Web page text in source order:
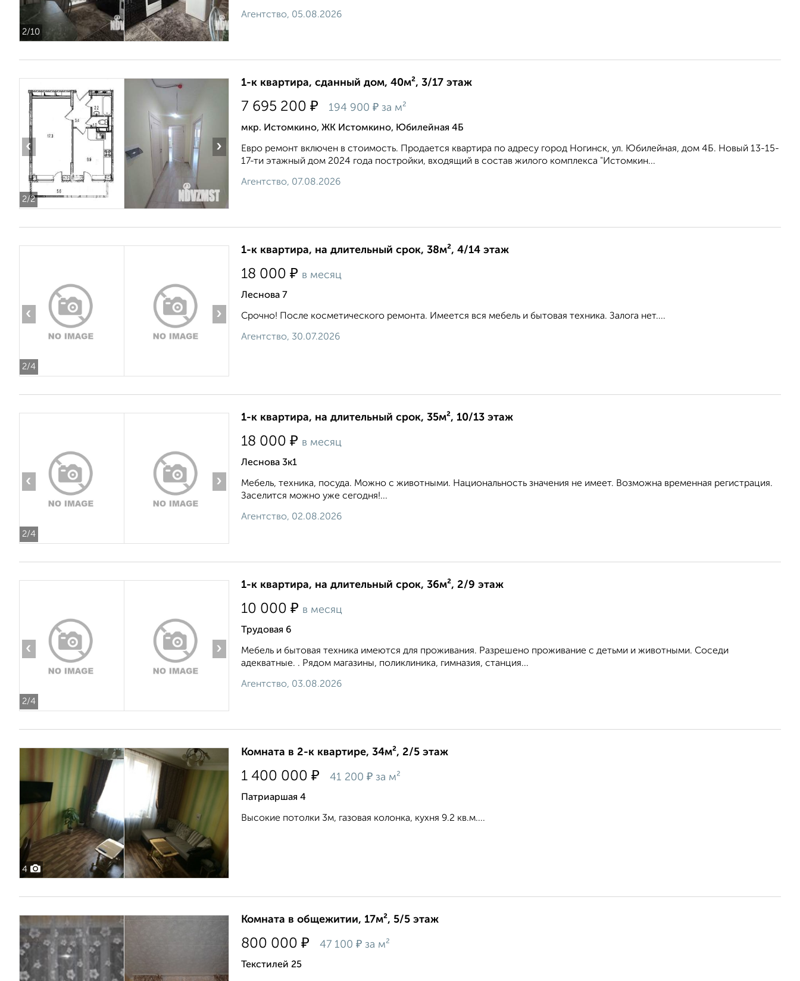
2/10
Агентство, 05.08.2026
2/2
‹ ›
1-к квартира, сданный дом, 40м², 3/17 этаж
7 695 200 ₽ 194 900 ₽ за м²
мкр. Истомкино, ЖК Истомкино, Юбилейная 4Б
Евро ремонт включен в стоимость. Продается квартира по адресу город Ногинск, ул. Юбилейная, дом 4Б. Новый 13-15-
17-ти этажный дом 2024 года постройки, входящий в состав жилого комплекса "Истомкин...
Агентство, 07.08.2026
2/4
‹ ›
1-к квартира, на длительный срок, 38м², 4/14 этаж
18 000 ₽ в месяц
Леснова 7
Срочно! После косметического ремонта. Имеется вся мебель и бытовая техника. Залога нет....
Агентство, 30.07.2026
2/4
‹ ›
1-к квартира, на длительный срок, 35м², 10/13 этаж
18 000 ₽ в месяц
Леснова 3к1
Мебель, техника, посуда. Можно с животными. Национальность значения не имеет. Возможна временная регистрация.
Заселится можно уже сегодня!...
Агентство, 02.08.2026
2/4
‹ ›
1-к квартира, на длительный срок, 36м², 2/9 этаж
10 000 ₽ в месяц
Трудовая 6
Мебель и бытовая техника имеются для проживания. Разрешено проживание с детьми и животными. Соседи
адекватные. . Рядом магазины, поликлиника, гимназия, станция...
Агентство, 03.08.2026
4
Комната в 2-к квартире, 34м², 2/5 этаж
1 400 000 ₽ 41 200 ₽ за м²
Патриаршая 4
Высокие потолки 3м, газовая колонка, кухня 9.2 кв.м....
Комната в общежитии, 17м², 5/5 этаж
800 000 ₽ 47 100 ₽ за м²
Текстилей 25